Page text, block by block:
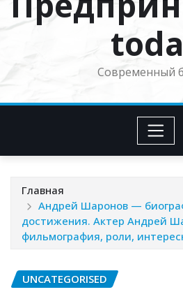
Современный
Главная
Андрей Шаронов —
достижения. Актер Андрей
фильмография, роли,
UNCATEGORISED